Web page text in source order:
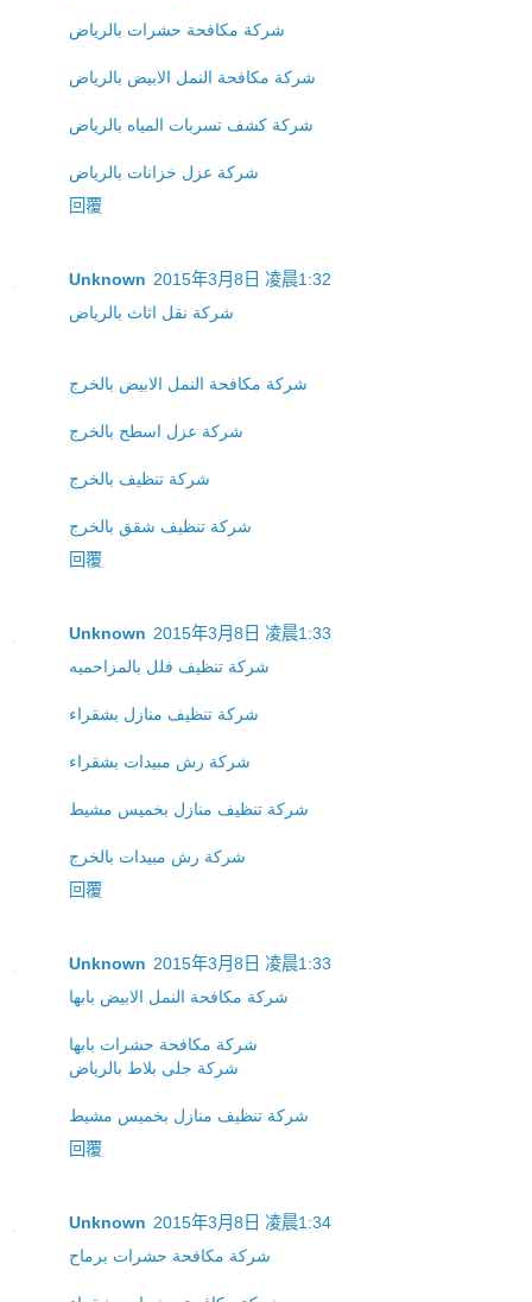
شركة مكافحة حشرات بالرياض
شركة مكافحة النمل الابيض بالرياض
شركة كشف تسربات المياه بالرياض
شركة عزل خزانات بالرياض
回覆
Unknown 2015年3月8日 凌晨1:32
شركة نقل اثاث بالرياض
شركة مكافحة النمل الابيض بالخرج
شركة عزل اسطح بالخرج
شركة تنظيف بالخرج
شركة تنظيف شقق بالخرج
回覆
Unknown 2015年3月8日 凌晨1:33
شركة تنظيف فلل بالمزاحميه
شركة تنظيف منازل بشقراء
شركة رش مبيدات بشقراء
شركة تنظيف منازل بخميس مشيط
شركة رش مبيدات بالخرج
回覆
Unknown 2015年3月8日 凌晨1:33
شركة مكافحة النمل الابيض بابها
شركة مكافحة حشرات بابها
شركة جلى بلاط بالرياض
شركة تنظيف منازل بخميس مشيط
回覆
Unknown 2015年3月8日 凌晨1:34
شركة مكافحة حشرات برماح